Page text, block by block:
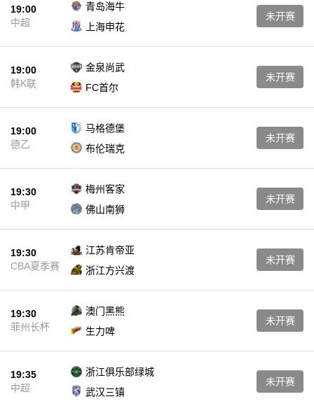
19:00
中超
青岛海牛
上海申花
未开赛
19:00
韩K联
金泉尚武
FC首尔
未开赛
19:00
德乙
马格德堡
布伦瑞克
未开赛
19:30
中甲
梅州客家
佛山南狮
未开赛
19:30
CBA夏季赛
江苏肯帝亚
浙江方兴渡
未开赛
19:30
菲州长杯
澳门黑熊
生力啤
未开赛
19:35
中超
浙江俱乐部绿城
武汉三镇
未开赛